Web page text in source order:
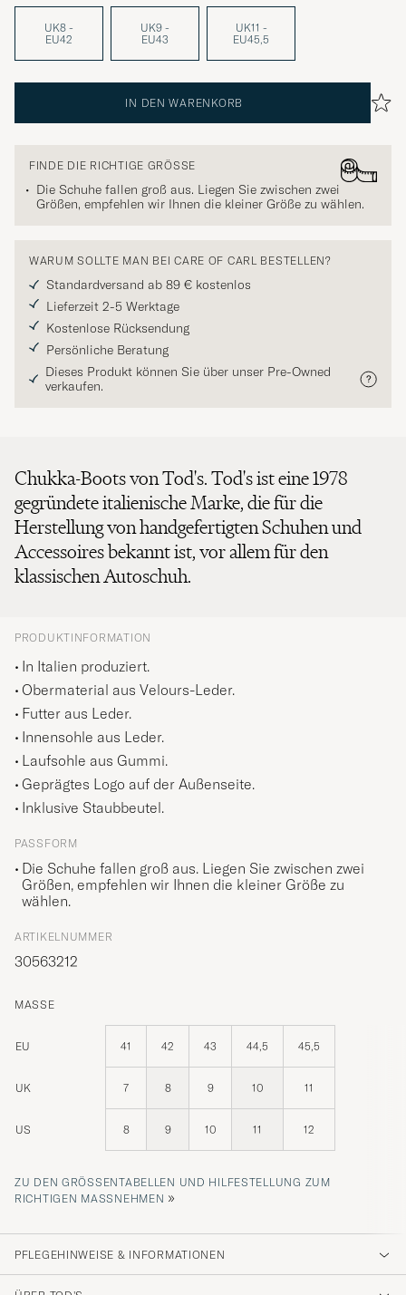
UK8 -
EU42
UK9 -
EU43
UK11 -
EU45,5
IN DEN WARENKORB
FINDE DIE RICHTIGE GRÖSSE
Die Schuhe fallen groß aus. Liegen Sie zwischen zwei
Größen, empfehlen wir Ihnen die kleiner Größe zu wählen.
WARUM SOLLTE MAN BEI CARE OF CARL BESTELLEN?
Standardversand ab 89 € kostenlos
Lieferzeit 2-5 Werktage
Kostenlose Rücksendung
Persönliche Beratung
Dieses Produkt können Sie über unser Pre-Owned
verkaufen.
Chukka-Boots von Tod's. Tod's ist eine 1978
gegründete italienische Marke, die für die
Herstellung von handgefertigten Schuhen und
Accessoires bekannt ist, vor allem für den
klassischen Autoschuh.
PRODUKTINFORMATION
In Italien produziert.
Obermaterial aus Velours-Leder.
Futter aus Leder.
Innensohle aus Leder.
Laufsohle aus Gummi.
Geprägtes Logo auf der Außenseite.
Inklusive Staubbeutel.
PASSFORM
Die Schuhe fallen groß aus. Liegen Sie zwischen zwei
Größen, empfehlen wir Ihnen die kleiner Größe zu
wählen.
ARTIKELNUMMER
30563212
MASSE
EU 41 42 43 44,5 45,5
UK 7 8 9 10 11
US 8 9 10 11 12
ZU DEN GRÖSSENTABELLEN UND HILFESTELLUNG ZUM R
ICHTIGEN MASSNEHMEN
»
PFLEGEHINWEISE & INFORMATIONEN